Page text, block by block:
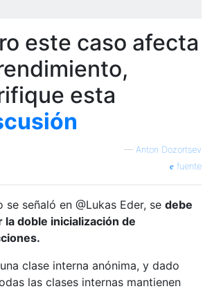
este caso afecta
esta
— Anton Dozortsev
fuente
se señaló en @Lukas Eder, se debe
la doble inicialización de
clase interna anónima, y ​​dado
las clases internas mantienen